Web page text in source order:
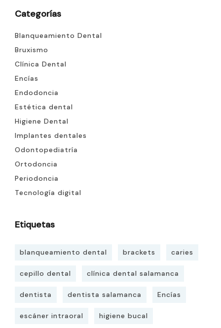
Categorías
Blanqueamiento Dental
Bruxismo
Clínica Dental
Encías
Endodoncia
Estética dental
Higiene Dental
Implantes dentales
Odontopediatría
Ortodoncia
Periodoncia
Tecnología digital
Etiquetas
blanqueamiento dental brackets caries
cepillo dental clínica dental salamanca
dentista dentista salamanca Encías
escáner intraoral higiene bucal